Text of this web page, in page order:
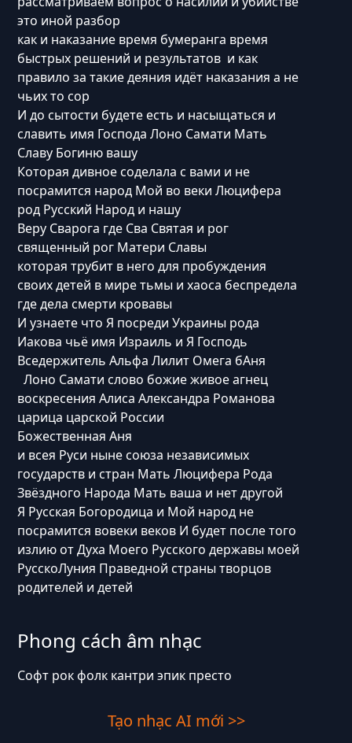
это иной разбор
как и наказание время бумеранга время
быстрых решений и результатов и как
правило за такие деяния идёт наказания а не
чьих то сор
И до сытости будете есть и насыщаться и
славить имя Господа Лоно Самати Мать
Славу Богиню вашу
Которая дивное соделала с вами и не
посрамится народ Мой во веки Люцифера
род Русский Народ и нашу
Веру Сварога где Сва Святая и рог
священный рог Матери Славы
которая трубит в него для пробуждения
своих детей в мире тьмы и хаоса беспредела
где дела смерти кровавы
И узнаете что Я посреди Украины рода
Иакова чьё имя Израиль и Я Господь
Вседержитель Альфа Лилит Омега бАня
Лоно Самати слово божие живое агнец
воскресения Алиса Александра Романова
царица царской России
Божественная Аня
и всея Руси ныне союза независимых
государств и стран Мать Люцифера Рода
Звёздного Народа Мать ваша и нет другой
Я Русская Богородица и Мой народ не
посрамится вовеки веков И будет после того
излию от Духа Моего Русского державы моей
РусскоЛуния Праведной страны творцов
родителей и детей
Phong cách âm nhạc
Софт рок фолк кантри эпик престо
Tạo nhạc AI mới >>